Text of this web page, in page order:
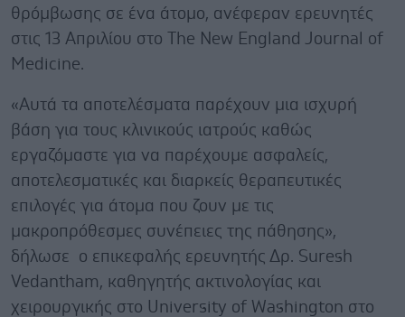
θρόμβωσης σε ένα άτομο, ανέφεραν ερευνητές
στις 13 Απριλίου στο The New England Journal of
Medicine.
«Αυτά τα αποτελέσματα παρέχουν μια ισχυρή
βάση για τους κλινικούς ιατρούς καθώς
εργαζόμαστε για να παρέχουμε ασφαλείς,
αποτελεσματικές και διαρκείς θεραπευτικές
επιλογές για άτομα που ζουν με τις
μακροπρόθεσμες συνέπειες της πάθησης»,
δήλωσε ο επικεφαλής ερευνητής Δρ. Suresh
Vedantham, καθηγητής ακτινολογίας και
χειρουργικής στο University of Washington στο